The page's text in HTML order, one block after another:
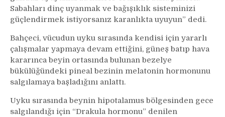
Sabahları dinç uyanmak ve bağışıklık sisteminizi
güçlendirmek istiyorsanız karanlıkta uyuyun” dedi.
Bahçeci, vücudun uyku sırasında kendisi için yararlı
çalışmalar yapmaya devam ettiğini, güneş batıp hava
kararınca beyin ortasında bulunan bezelye
bükülüğündeki pineal bezinin melatonin hormonunu
salgılamaya başladığını anlattı.
Uyku sırasında beynin hipotalamus bölgesinden gece
salgılandığı için “Drakula hormonu” denilen